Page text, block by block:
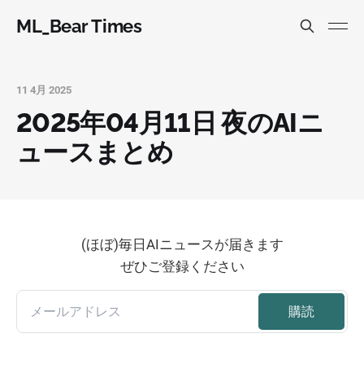
ML_Bear Times
11 4月 2025
2025年04月11日 夜のAIニ
ュースまとめ
(ほぼ)毎日AIニュースが届きます
ぜひご登録ください